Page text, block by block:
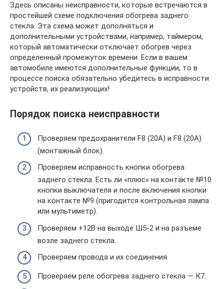
Здесь описаны неисправности, которые встречаются в
простейшей схеме подключения обогрева заднего
стекла. Эта схема может дополняться и
дополнительными устройствами, например, таймером,
который автоматически отключает обогрев через
определенный промежуток времени. Если в вашем
автомобиле имеются дополнительные функции, то в
процессе поиска обязательно убедитесь в исправности
устройств, их реализующих!
Порядок поиска неисправности
Проверяем предохранители F8 (20А) и F8 (20А)
(монтажный блок).
Проверяем исправность кнопки обогрева
заднего стекла. Есть ли «плюс» на контакте №10
кнопки выключателя и после включения кнопки
на контакте №9 (пригодится контрольная лампа
или мультиметр).
Проверяем +12В на выходе Ш5-2 и на разъеме
возле заднего стекла.
Проверяем провода и их соединения.
Проверяем реле обогрева заднего стекла — К7.